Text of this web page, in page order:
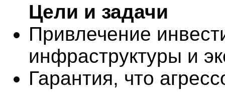
Цели и задачи
Привлечение
инфраструктуры и
Гарантия, что